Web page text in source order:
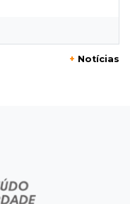
revólver para
+ Notícias